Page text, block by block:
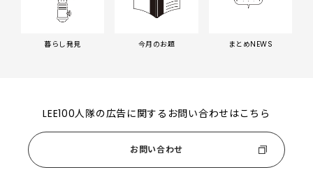
暮らし発見 今月のお題 まとめNEWS
LEE100人隊の広告に関するお問い合わせはこちら
お問い合わせ